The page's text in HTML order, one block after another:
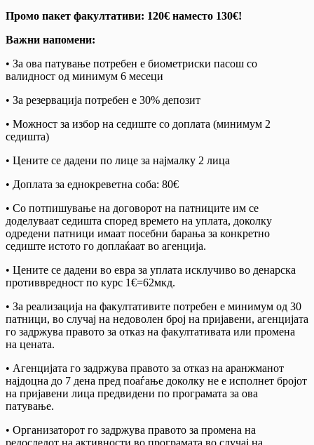
Промо пакет факултативи: 120€ наместо 130€!
Важни напомени:
• За ова патување потребен е биометриски пасош со
валидност од минимум 6 месеци
• За резервација потребен е 30% депозит
• Можност за избор на седиште со доплата (минимум 2
седишта)
• Цените се дадени по лице за најмалку 2 лица
• Доплата за еднокреветна соба: 80€
• Со потпишување на договорот на патниците им се
доделуваат седишта според времето на уплата, доколку
одредени патници имаат посебни барања за конкретно
седиште истото го доплаќаат во агенција.
• Цените се дадени во евра за уплата исклучиво во денарска
противвредност по курс 1€=62мкд.
• За реализација на факултативите потребен е минимум од 30
патници, во случај на недоволен број на пријавени, агенцијата
го задржува правото за отказ на факултативата или промена
на цената.
• Агенцијата го задржува правото за отказ на аранжманот
најдоцна до 7 дена пред поаѓање доколку не е исполнет бројот
на пријавени лица предвидени по програмата за ова
патување.
• Организаторот го задржува правото за промена на
редоследот на активности во програмата во случај на